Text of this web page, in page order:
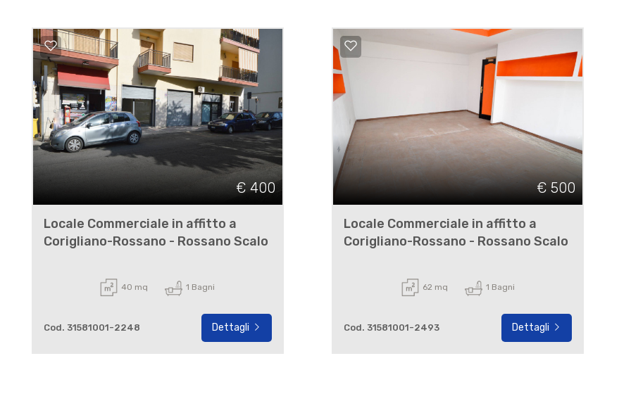
€ 400
Locale Commerciale in affitto a
Corigliano-Rossano - Rossano Scalo
40 mq 1 Bagni
Cod. 31581001-2248 Dettagli
€ 500
Locale Commerciale in affitto a
Corigliano-Rossano - Rossano Scalo
62 mq 1 Bagni
Cod. 31581001-2493 Dettagli